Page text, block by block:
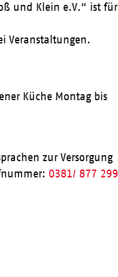
und Klein e.V.“ ist für
Veranstaltungen.
Küche Montag bis
zur Versorgung
0381/ 877 299